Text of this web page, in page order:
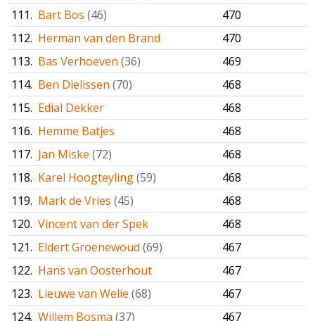
111. Bart Bos (46)
470
112. Herman van den Brand
470
113. Bas Verhoeven (36)
469
114. Ben Dielissen (70)
468
115. Edial Dekker
468
116. Hemme Batjes
468
117. Jan Miske (72)
468
118. Karel Hoogteyling(59)
468
119. Mark de Vries (45)
468
120. Vincent van der Spek
468
121. Eldert Groenewoud (69)
467
122. Hans van Oosterhout
467
123. Lieuwe van Welie (68)
467
124. Willem Bosma (37)
467